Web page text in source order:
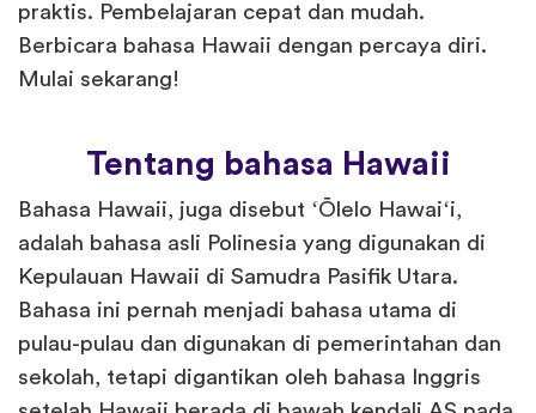
praktis. Pembelajaran cepat dan mudah.
Berbicara bahasa Hawaii dengan percaya diri.
Mulai sekarang!
Tentang bahasa Hawaii
Bahasa Hawaii, juga disebut ʻŌlelo Hawaiʻi,
adalah bahasa asli Polinesia yang digunakan di
Kepulauan Hawaii di Samudra Pasifik Utara.
Bahasa ini pernah menjadi bahasa utama di
pulau-pulau dan digunakan di pemerintahan dan
sekolah, tetapi digantikan oleh bahasa Inggris